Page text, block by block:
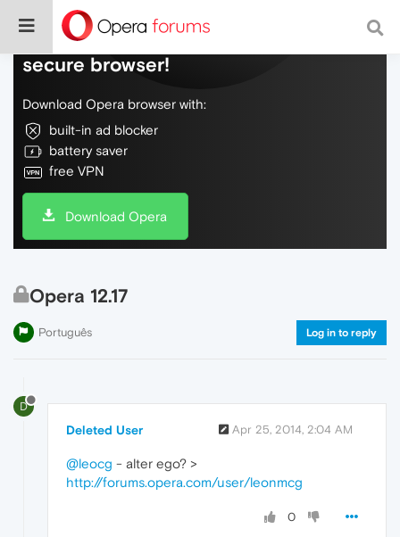
Do more on the web, with a fast and
secure browser!
Download Opera browser with:
built-in ad blocker
battery saver
free VPN
Download Opera
Opera 12.17
Português Log in to reply
D
Deleted User Apr 25, 2014, 2:04 AM
@leocg - alter ego? >
http://forums.opera.com/user/leonmcg
0